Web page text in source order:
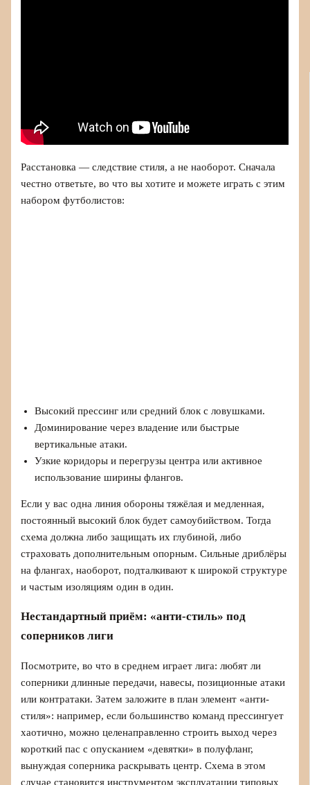
Расстановка — следствие стиля, а не наоборот. Сначала
честно ответьте, во что вы хотите и можете играть с этим
набором футболистов:
Высокий прессинг или средний блок с ловушками.
Доминирование через владение или быстрые
вертикальные атаки.
Узкие коридоры и перегрузы центра или активное
использование ширины флангов.
Если у вас одна линия обороны тяжёлая и медленная,
постоянный высокий блок будет самоубийством. Тогда
схема должна либо защищать их глубиной, либо
страховать дополнительным опорным. Сильные дриблёры
на флангах, наоборот, подталкивают к широкой структуре
и частым изоляциям один в один.
Нестандартный приём: «анти-стиль» под
соперников лиги
Посмотрите, во что в среднем играет лига: любят ли
соперники длинные передачи, навесы, позиционные атаки
или контратаки. Затем заложите в план элемент «анти-
стиля»: например, если большинство команд прессингует
хаотично, можно целенаправленно строить выход через
короткий пас с опусканием «девятки» в полуфланг,
вынуждая соперника раскрывать центр. Схема в этом
случае становится инструментом эксплуатации типовых